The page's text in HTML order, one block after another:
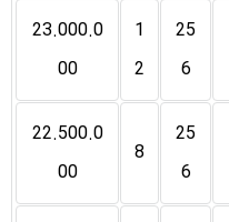
25
6
1
2
23.000.0
00
25
6
8
22.500.0
00